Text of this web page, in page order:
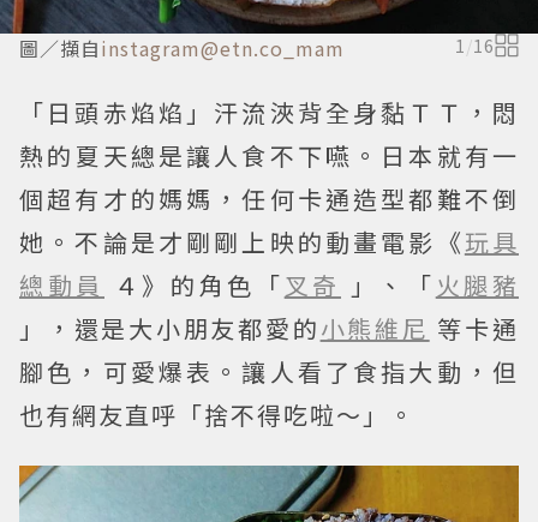
圖／擷自instagram@etn.co_mam 1/16
「日頭赤焰焰」汗流浹背全身黏ＴＴ，悶
熱的夏天總是讓人食不下嚥。日本就有一
個超有才的媽媽，任何卡通造型都難不倒
她。不論是才剛剛上映的動畫電影《玩具
總動員
４》的角色「叉奇 」、「 火腿豬
」，還是大小朋友都愛的小熊維尼 等卡通
腳色，可愛爆表。讓人看了食指大動，但
也有網友直呼「捨不得吃啦～」。